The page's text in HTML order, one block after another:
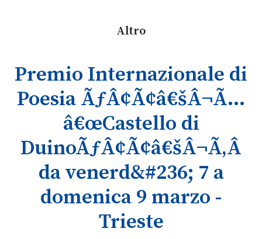
Altro
Premio Internazionale di
Poesia ÃƒÂ¢Ã¢â€šÂ¬Ã…
â€œCastello di
DuinoÃƒÂ¢Ã¢â€šÂ¬Ã‚Â
da venerd&#236; 7 a
domenica 9 marzo -
Trieste